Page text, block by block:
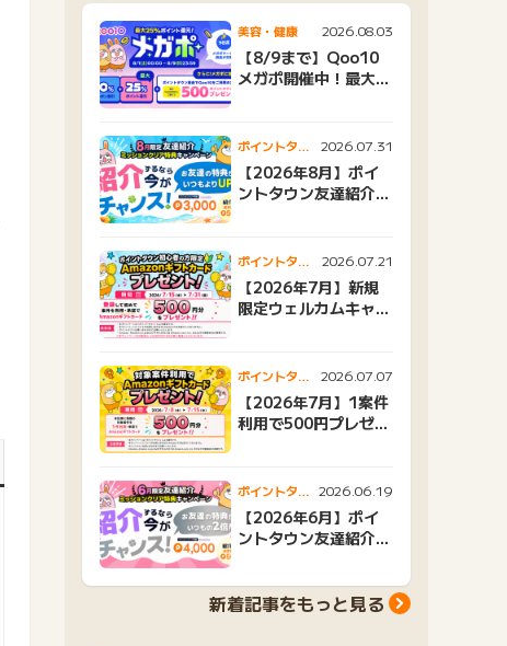
美容・健康 2026.08.03
【8/9まで】Qoo10
メガポ開催中！最大
ポイントタウ
ンニュース
2026.07.31
【2026年8月】ポイ
ントタウン友達紹介キ
ポイントタウ
ンニュース
2026.07.21
【2026年7月】新規
限定ウェルカムキャン
ポイントタウ
ンニュース
2026.07.07
【2026年7月】1案件
利用で500円プレゼン
ポイントタウ
ンニュース
2026.06.19
【2026年6月】ポイ
ントタウン友達紹介キ
新着記事をもっと見る